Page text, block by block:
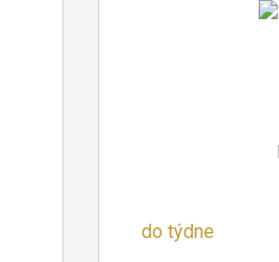
do týdne